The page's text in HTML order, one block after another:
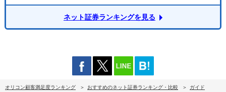
ネット証券ランキングを見る
オリコン顧客満足度ランキング おすすめのネット証券ランキング・比較
ガイド